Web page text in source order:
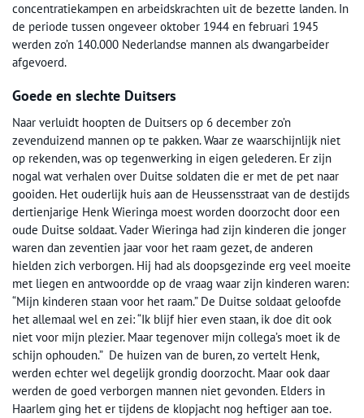
concentratiekampen en arbeidskrachten uit de bezette landen. In
de periode tussen ongeveer oktober 1944 en februari 1945
werden zo’n 140.000 Nederlandse mannen als dwangarbeider
afgevoerd.
Goede en slechte Duitsers
Naar verluidt hoopten de Duitsers op 6 december zo’n
zevenduizend mannen op te pakken. Waar ze waarschijnlijk niet
op rekenden, was op tegenwerking in eigen gelederen. Er zijn
nogal wat verhalen over Duitse soldaten die er met de pet naar
gooiden. Het ouderlijk huis aan de Heussensstraat van de destijds
dertienjarige Henk Wieringa moest worden doorzocht door een
oude Duitse soldaat. Vader Wieringa had zijn kinderen die jonger
waren dan zeventien jaar voor het raam gezet, de anderen
hielden zich verborgen. Hij had als doopsgezinde erg veel moeite
met liegen en antwoordde op de vraag waar zijn kinderen waren:
“Mijn kinderen staan voor het raam.” De Duitse soldaat geloofde
het allemaal wel en zei: “Ik blijf hier even staan, ik doe dit ook
niet voor mijn plezier. Maar tegenover mijn collega’s moet ik de
schijn ophouden.” De huizen van de buren, zo vertelt Henk,
werden echter wel degelijk grondig doorzocht. Maar ook daar
werden de goed verborgen mannen niet gevonden. Elders in
Haarlem ging het er tijdens de klopjacht nog heftiger aan toe.